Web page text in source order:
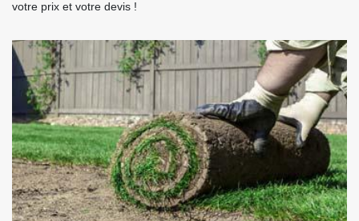
votre prix et votre devis !